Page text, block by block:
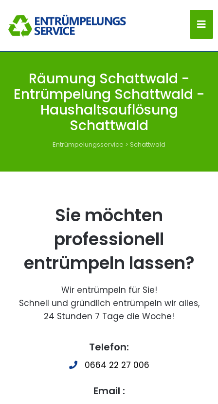
Räumung Schattwald -
Entrümpelung Schattwald -
Haushaltsauflösung
Schattwald
Entrümpelungsservice > Schattwald
Sie möchten
professionell
entrümpeln lassen?
Wir entrümpeln für Sie!
Schnell und gründlich entrümpeln wir alles,
24 Stunden 7 Tage die Woche!
Telefon:
0664 22 27 006
Email :